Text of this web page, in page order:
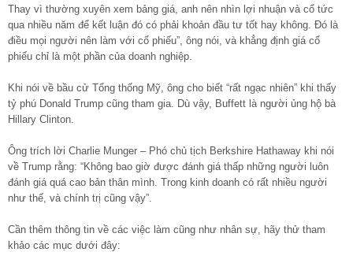
Thay vì thường xuyên xem bảng giá, anh nên nhìn lợi nhuận và cổ tức
qua nhiều năm để kết luận đó có phải khoản đầu tư tốt hay không. Đó là
điều mọi người nên làm với cổ phiếu”, ông nói, và khẳng định giá cổ
phiếu chỉ là một phần của doanh nghiệp.
Khi nói về bầu cử Tổng thống Mỹ, ông cho biết “rất ngạc nhiên” khi thấy
tỷ phú Donald Trump cũng tham gia. Dù vậy, Buffett là người ủng hộ bà
Hillary Clinton.
Ông trích lời Charlie Munger – Phó chủ tịch Berkshire Hathaway khi nói
về Trump rằng: “Không bao giờ được đánh giá thấp những người luôn
đánh giá quá cao bản thân mình. Trong kinh doanh có rất nhiều người
như thế, và chính trị cũng vậy”.
Cần thêm thông tin về các việc làm cũng như nhân sự, hãy thử tham
khảo các mục dưới đây: